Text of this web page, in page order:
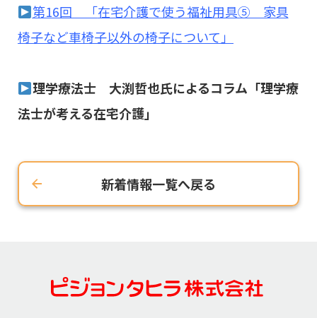
第16回 「在宅介護で使う福祉用具⑤ 家具
椅子など車椅子以外の椅子について」
理学療法士 大渕哲也氏によるコラム「理学療
法士が考える在宅介護」
新着情報一覧へ戻る